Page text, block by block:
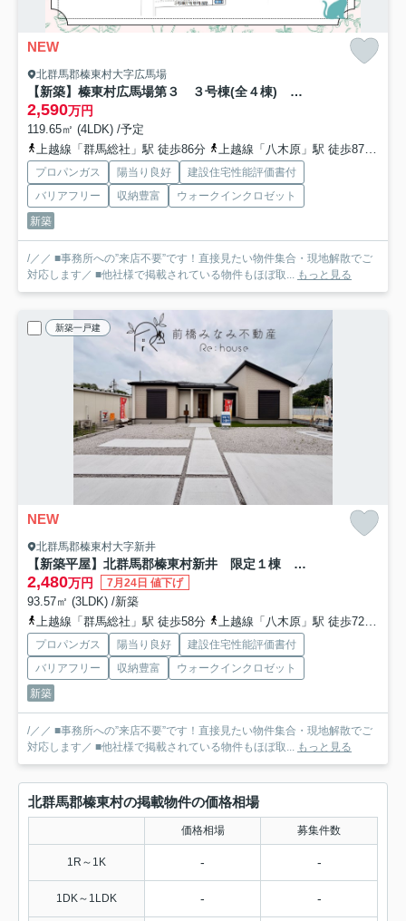
NEW
北群馬郡榛東村大字広馬場
【新築】榛東村広馬場第３ ３号棟(全４棟) クリエートの家 新築建売分譲
2,590万円
119.65㎡ (4LDK) /予定
上越線「群馬総社」駅 徒歩86分
上越線「八木原」駅 徒歩87分
プロパンガス 陽当り良好
建設住宅性能評価書付
バリアフリー
収納豊富
ウォークインクロゼット
新築
/／／ ■事務所への”来店不要”です！直接見たい物件集合・現地解散でご
対応します／ ■他社様で掲載されている物件もほぼ取... もっと見る
新築一戸建
NEW
北群馬郡榛東村大字新井
【新築平屋】北群馬郡榛東村新井 限定１棟 グラファーレ 新築建売
2,480万円 7月24日 値下げ
93.57㎡ (3LDK) /新築
上越線「群馬総社」駅 徒歩58分
上越線「八木原」駅 徒歩72分
プロパンガス 陽当り良好
建設住宅性能評価書付
バリアフリー
収納豊富
ウォークインクロゼット
新築
/／／ ■事務所への”来店不要”です！直接見たい物件集合・現地解散でご
対応します／ ■他社様で掲載されている物件もほぼ取... もっと見る
北群馬郡榛東村の掲載物件の価格相場
価格相場 募集件数
1R～1K - -
1DK～1LDK - -